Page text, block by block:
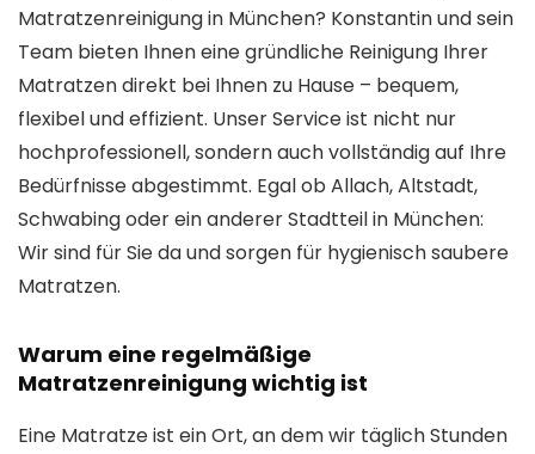
Matratzenreinigung in München? Konstantin und sein
Team bieten Ihnen eine gründliche Reinigung Ihrer
Matratzen direkt bei Ihnen zu Hause – bequem,
flexibel und effizient. Unser Service ist nicht nur
hochprofessionell, sondern auch vollständig auf Ihre
Bedürfnisse abgestimmt. Egal ob Allach, Altstadt,
Schwabing oder ein anderer Stadtteil in München:
Wir sind für Sie da und sorgen für hygienisch saubere
Matratzen.
Warum eine regelmäßige
Matratzenreinigung wichtig ist
Eine Matratze ist ein Ort, an dem wir täglich Stunden